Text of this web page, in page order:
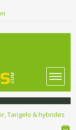
Tangelo & hybrides